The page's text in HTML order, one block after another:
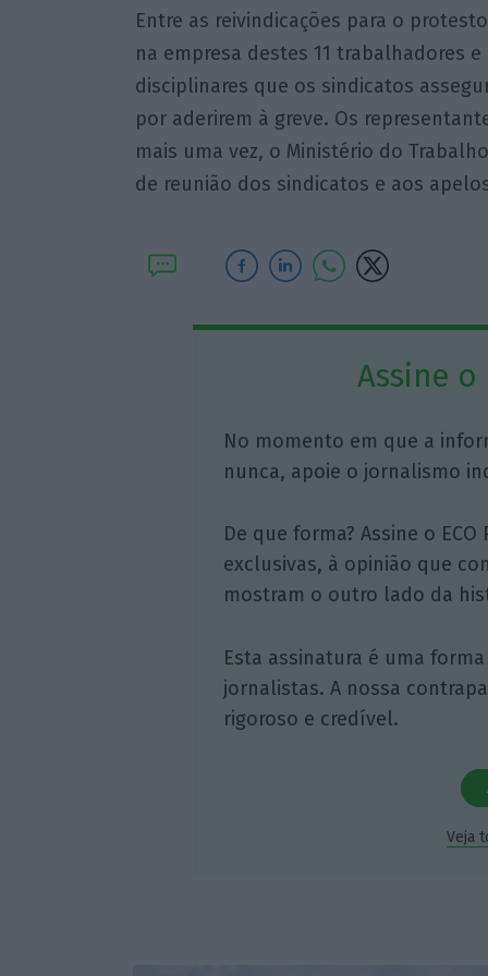
Entre as reivindicações para o
na empresa destes 11 trabalhadores
disciplinares que os sindicatos
por aderirem à greve. Os
mais uma vez, o Ministério do
de reunião dos sindicatos e aos
Assine o
No momento em que a
nunca, apoie o jornalismo
De que forma? Assine o
exclusivas, à opinião que
mostram o outro lado da
Esta assinatura é uma
jornalistas. A nossa
rigoroso e credível.
Veja